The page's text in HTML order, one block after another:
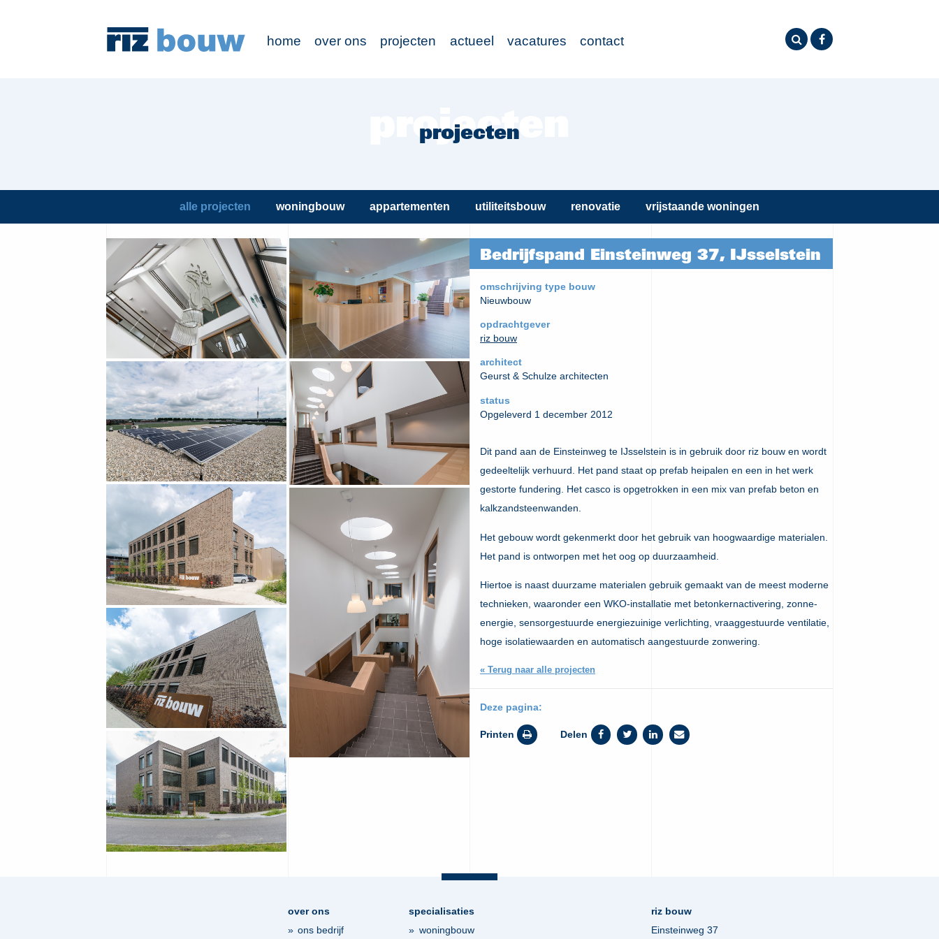
home over ons projecten actueel vacatures contact
projecten
alle projecten woningbouw appartementen utiliteitsbouw renovatie vrijstaande woningen
Bedrijfspand Einsteinweg 37, IJsselstein
omschrijving type bouw
Nieuwbouw
opdrachtgever
riz bouw
architect
Geurst & Schulze architecten
status
Opgeleverd 1 december 2012
Dit pand aan de Einsteinweg te IJsselstein is in gebruik door riz bouw en wordt
gedeeltelijk verhuurd. Het pand staat op prefab heipalen en een in het werk
gestorte fundering. Het casco is opgetrokken in een mix van prefab beton en
kalkzandsteenwanden.
Het gebouw wordt gekenmerkt door het gebruik van hoogwaardige materialen.
Het pand is ontworpen met het oog op duurzaamheid.
Hiertoe is naast duurzame materialen gebruik gemaakt van de meest moderne
technieken, waaronder een WKO-installatie met betonkernactivering, zonne-
energie, sensorgestuurde energiezuinige verlichting, vraaggestuurde ventilatie,
hoge isolatiewaarden en automatisch aangestuurde zonwering.
« Terug naar alle projecten
Deze pagina:
Printen Delen
over ons
ons bedrijf
specialisaties
woningbouw
riz bouw
Einsteinweg 37